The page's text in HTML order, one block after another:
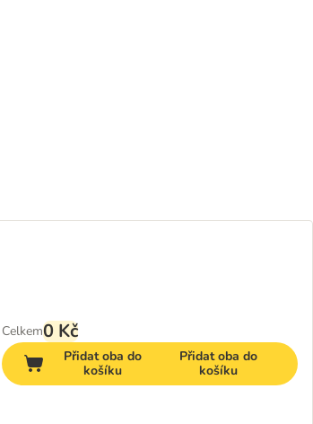
Celkem0 Kč
Přidat oba do
košíku
Přidat oba do
košíku